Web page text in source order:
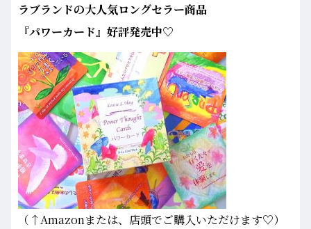
ラブランドの大人気ロングセラー商品
『パワーカード』好評発売中♡
（↑Amazonまたは、店頭でご購入いただけます♡）